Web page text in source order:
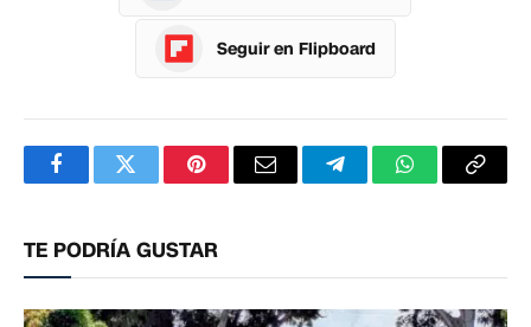
Seguir en Flipboard
FacebookTwitterPinterestCorreoTelegramWhatsApp
TE PODRÍA GUSTAR